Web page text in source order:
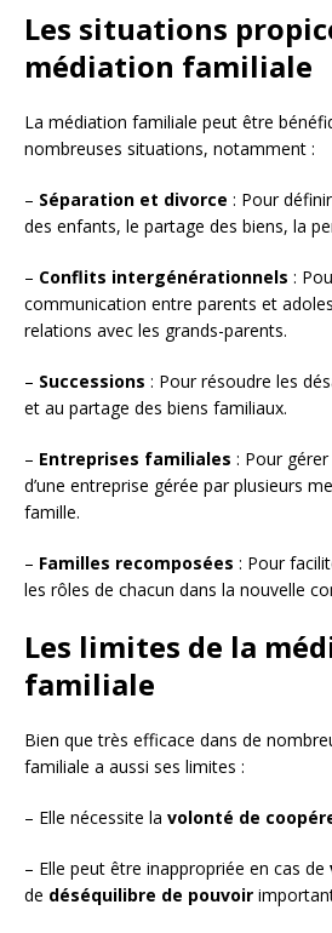
Les situations
médiation familiale
La médiation familiale peut être
nombreuses situations, notamment :
– Séparation et divorce : Pour
des enfants, le partage des biens, la
– Conflits intergénérationnels :
communication entre parents et
relations avec les grands-parents.
– Successions : Pour résoudre les
et au partage des biens familiaux.
– Entreprises familiales : Pour
d’une entreprise gérée par plusieurs
famille.
– Familles recomposées : Pour
les rôles de chacun dans la nouvelle
Les limites de la
familiale
Bien que très efficace dans de
familiale a aussi ses limites :
– Elle nécessite la volonté de
– Elle peut être inappropriée en cas de
de déséquilibre de pouvoir